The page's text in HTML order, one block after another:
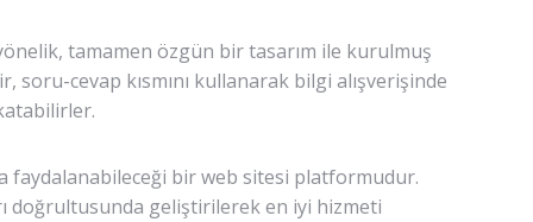
tamamen özgün bir tasarım ile kurulmuş
cevap kısmını kullanarak bilgi alışverişinde
faydalanabileceği bir web sitesi platformudur.
doğrultusunda geliştirilerek en iyi hizmeti